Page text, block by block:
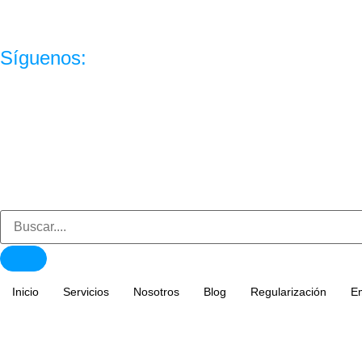
Síguenos:
Inicio Servicios Nosotros Blog Regularización